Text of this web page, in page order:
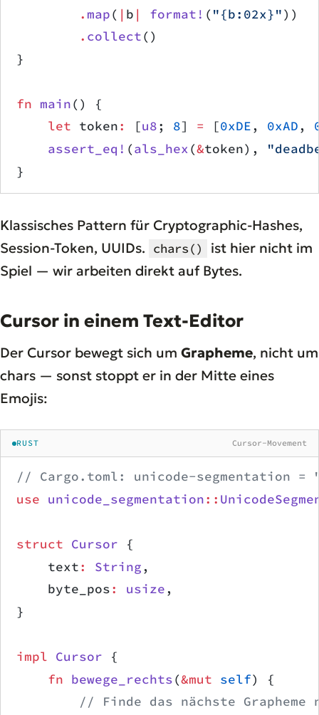
        .
map( | b | format! ( "{b:02x}"))
        .
collect()
}
fn main() {
    let
token: [u8; 8] = [0xDE, 0xAD,
    assert_eq!
(als_hex(&token),
}
Klassisches Pattern für Cryptographic-Hashes,
Session-Token, UUIDs. chars()
ist hier nicht im
Spiel — wir arbeiten direkt auf Bytes.
Cursor in einem Text-Editor
Der Cursor bewegt sich um Grapheme, nicht um
chars — sonst stoppt er in der Mitte eines
Emojis:
RUST Cursor-Movement
// Cargo.toml: unicode-segmentation =
use unicode_segmentation::
struct Cursor {
    text
: String,
    byte_pos
: usize,
}
impl Cursor {
    fn
bewege_rechts(&mut self) {
// Finde das nächste Grapheme